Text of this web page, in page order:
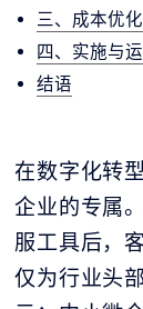
三、成本优
四、实施与
结语
在数字化转
企业的专属
服工具后，
仅为行业头